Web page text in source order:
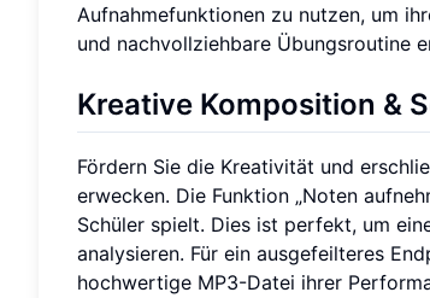
Aufnahmefunktionen zu nutzen, um
und nachvollziehbare Übungsroutine
Kreative Komposition &
Fördern Sie die Kreativität und
erwecken. Die Funktion „Noten
Schüler spielt. Dies ist perfekt, um
analysieren. Für ein ausgefeilteres
hochwertige MP3-Datei ihrer